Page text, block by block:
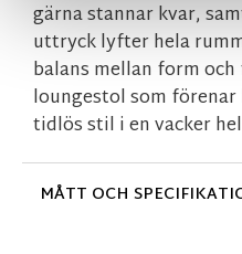
gärna stannar kvar,
uttryck lyfter hela
balans mellan form
loungestol som
tidlös stil i en vacker
MÅTT OCH